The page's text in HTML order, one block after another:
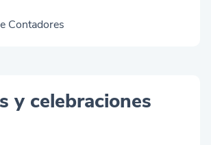
Contadores
y celebraciones